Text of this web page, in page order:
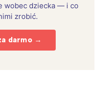
wobec dziecka — i co
zrobić.
darmo →